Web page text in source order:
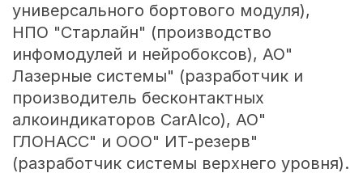
универсального бортового модуля),
НПО "Старлайн" (производство
инфомодулей и нейробоксов), АО"
Лазерные системы" (разработчик и
производитель бесконтактных
алкоиндикаторов CarAlco), АО"
ГЛОНАСС" и ООО" ИТ-резерв"
(разработчик системы верхнего уровня).